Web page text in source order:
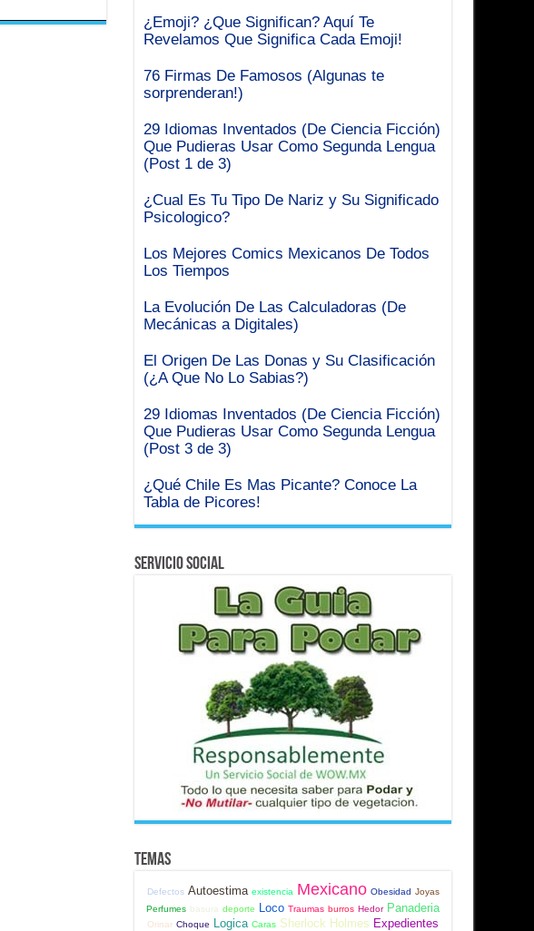
¿Emoji? ¿Que Significan? Aquí Te
Revelamos Que Significa Cada Emoji!
76 Firmas De Famosos (Algunas te
sorprenderan!)
29 Idiomas Inventados (De Ciencia Ficción)
Que Pudieras Usar Como Segunda Lengua
(Post 1 de 3)
¿Cual Es Tu Tipo De Nariz y Su Significado
Psicologico?
Los Mejores Comics Mexicanos De Todos
Los Tiempos
La Evolución De Las Calculadoras (De
Mecánicas a Digitales)
El Origen De Las Donas y Su Clasificación
(¿A Que No Lo Sabias?)
29 Idiomas Inventados (De Ciencia Ficción)
Que Pudieras Usar Como Segunda Lengua
(Post 3 de 3)
¿Qué Chile Es Mas Picante? Conoce La
Tabla de Picores!
Servicio Social
Temas
Defectos Autoestima existencia Mexicano Obesidad Joyas
Perfumes basura deporte Loco Traumas burros Hedor Panaderia
Orinar Choque Logica Caras Sherlock Holmes Expedientes